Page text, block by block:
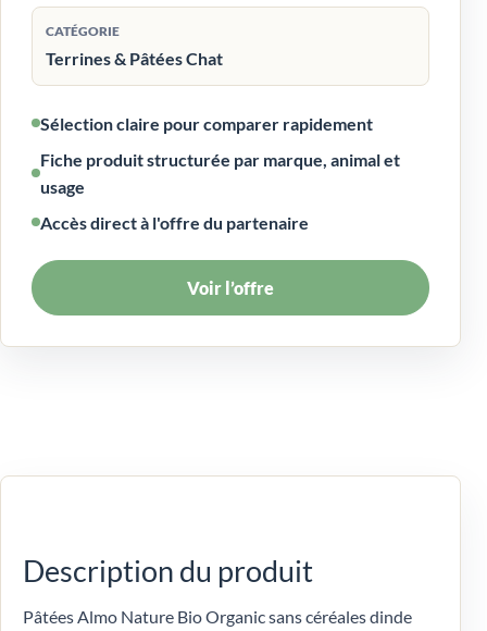
CATÉGORIE
Terrines & Pâtées Chat
Sélection claire pour comparer rapidement
Fiche produit structurée par marque, animal et
usage
Accès direct à l'offre du partenaire
Voir l’offre
Description du produit
Pâtées Almo Nature Bio Organic sans céréales dinde